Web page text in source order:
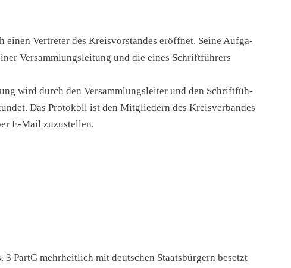
Ver­tre­ter des Kreis­vor­stan­des eröff­net. Sei­ne Auf­ga­
Ver­samm­lungs­lei­tung und die eines Schrift­füh­rers
wird durch den Ver­samm­lungs­lei­ter und den Schrift­füh­
Das Pro­to­koll ist den Mit­glie­dern des Kreis­ver­ban­des
E‑Mail zuzustellen.
PartG mehr­heit­lich mit deut­schen Staats­bür­gern besetzt